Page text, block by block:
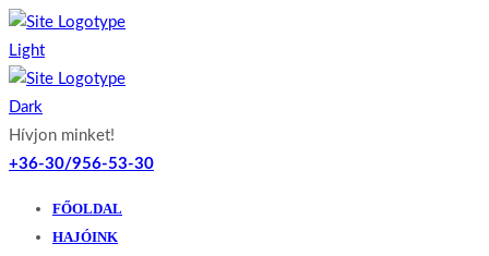
Hívjon minket!
+36-30/956-53-30
FŐOLDAL
HAJÓINK